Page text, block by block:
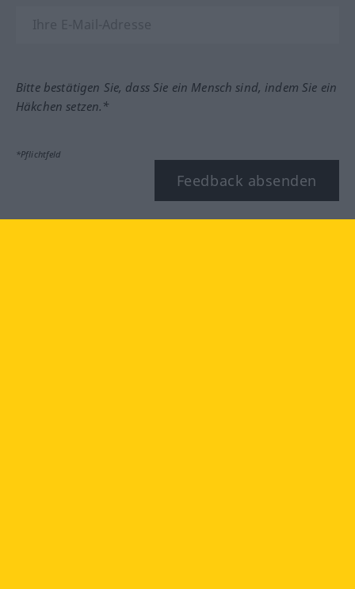
Bitte bestätigen Sie, dass Sie ein Mensch sind, indem Sie ein
Häkchen setzen.*
*Pflichtfeld
Feedback absenden